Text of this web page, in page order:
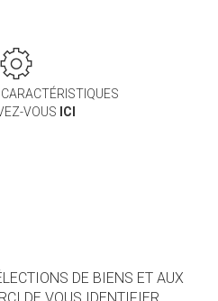
VOUS ICI
DE BIENS ET AUX